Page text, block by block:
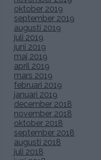
oktober 2019
september 2019
augusti 2019
juli 2019
juni 2019
maj 2019
april 2019
mars 2019
februari 2019
januari 2019
december 2018
november 2018
oktober 2018
september 2018
augusti 2018
juli 2018